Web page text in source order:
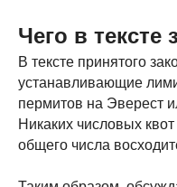
Чего в тексте
В тексте принятого
устанавливающие
пермитов на Эверест
Никаких числовых
общего числа
вокруг
манаслу
16–29 ноября 2026